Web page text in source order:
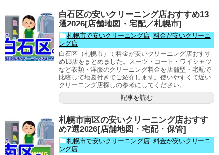
白石区の安いクリーニング店おすすめ13
選2026[店舗地図・宅配／札幌市]
札幌市で安いクリーニング店, 料金が安いクリーニ
ング店
白石区（札幌市）で料金が安いクリーニング店おすす
め13店をまとめました。スーツ・コート・ワイシャツ
など衣類・洋服のクリーニング料金を店舗型・宅配で
比較して地図付きでご紹介します。使いやすくて近い
クリーニング店探しの参考にしてください。
記事を読む
札幌市南区の安いクリーニング店おすす
め7選2026[店舗地図・宅配・保管]
札幌市で安いクリーニング店, 料金が安いクリーニ
ング店